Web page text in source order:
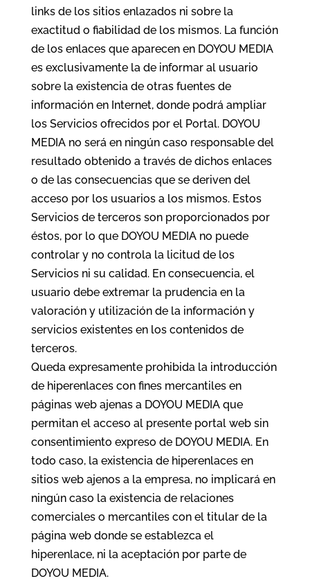
links de los sitios enlazados ni sobre la
exactitud o fiabilidad de los mismos. La función
de los enlaces que aparecen en DOYOU MEDIA
es exclusivamente la de informar al usuario
sobre la existencia de otras fuentes de
información en Internet, donde podrá ampliar
los Servicios ofrecidos por el Portal. DOYOU
MEDIA no será en ningún caso responsable del
resultado obtenido a través de dichos enlaces
o de las consecuencias que se deriven del
acceso por los usuarios a los mismos. Estos
Servicios de terceros son proporcionados por
éstos, por lo que DOYOU MEDIA no puede
controlar y no controla la licitud de los
Servicios ni su calidad. En consecuencia, el
usuario debe extremar la prudencia en la
valoración y utilización de la información y
servicios existentes en los contenidos de
terceros.
Queda expresamente prohibida la introducción
de hiperenlaces con fines mercantiles en
páginas web ajenas a DOYOU MEDIA que
permitan el acceso al presente portal web sin
consentimiento expreso de DOYOU MEDIA. En
todo caso, la existencia de hiperenlaces en
sitios web ajenos a la empresa, no implicará en
ningún caso la existencia de relaciones
comerciales o mercantiles con el titular de la
página web donde se establezca el
hiperenlace, ni la aceptación por parte de
DOYOU MEDIA.